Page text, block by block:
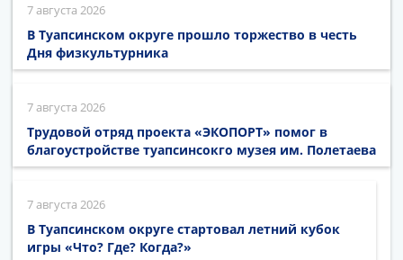
7 августа 2026
В Туапсинском округе прошло торжество в честь
Дня физкультурника
7 августа 2026
Трудовой отряд проекта «ЭКОПОРТ» помог в
благоустройстве туапсинсокго музея им. Полетаева
7 августа 2026
В Туапсинском округе стартовал летний кубок
игры «Что? Где? Когда?»